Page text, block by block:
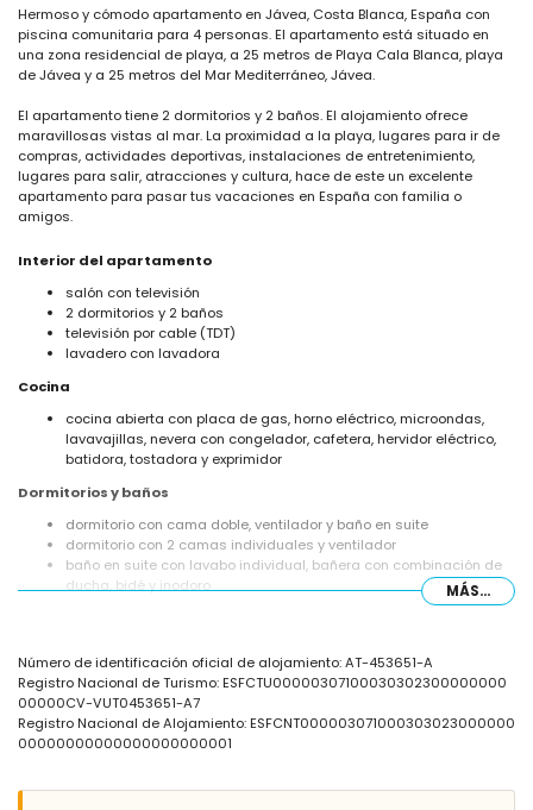
Hermoso y cómodo apartamento en Jávea, Costa Blanca, España con
piscina comunitaria para 4 personas. El apartamento está situado en
una zona residencial de playa, a 25 metros de Playa Cala Blanca, playa
de Jávea y a 25 metros del Mar Mediterráneo, Jávea.
El apartamento tiene 2 dormitorios y 2 baños. El alojamiento ofrece
maravillosas vistas al mar. La proximidad a la playa, lugares para ir de
compras, actividades deportivas, instalaciones de entretenimiento,
lugares para salir, atracciones y cultura, hace de este un excelente
apartamento para pasar tus vacaciones en España con familia o
amigos.
Interior del apartamento
salón con televisión
2 dormitorios y 2 baños
televisión por cable (TDT)
lavadero con lavadora
Cocina
cocina abierta con placa de gas, horno eléctrico, microondas,
lavavajillas, nevera con congelador, cafetera, hervidor eléctrico,
batidora, tostadora y exprimidor
Dormitorios y baños
dormitorio con cama doble, ventilador y baño en suite
dormitorio con 2 camas individuales y ventilador
baño en suite con lavabo individual, bañera con combinación de
ducha, bidé y inodoro
baño con lavabo individual, bañera con combinación de ducha,
Exterior del apartamento
parcela grande y cerrada
piscina comunitaria
terraza cubierta
ducha exterior
espacio de aparcamiento cubierto comunitario
MÁS...
Número de identificación oficial de alojamiento: AT-453651-A
Registro Nacional de Turismo: ESFCTU00000307100030302300000000
00000CV-VUT0453651-A7
Registro Nacional de Alojamiento: ESFCNT000003071000303023000000
00000000000000000000001